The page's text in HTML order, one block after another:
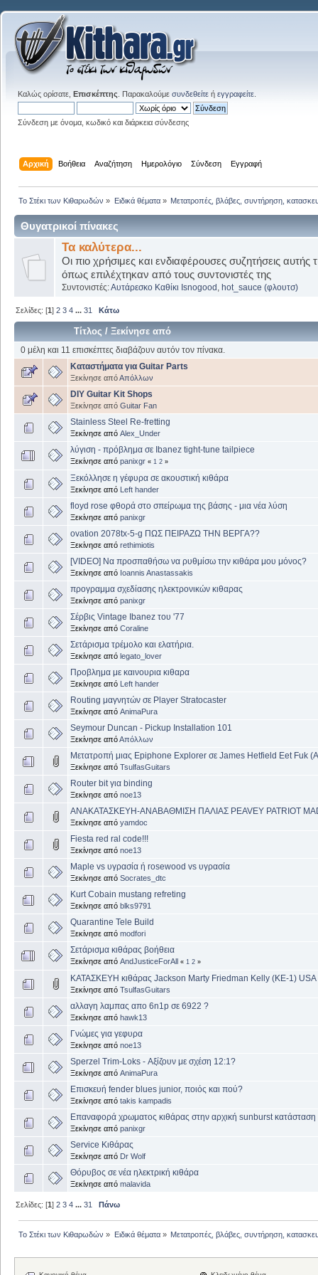
Καλώς ορίσατε, Επισκέπτης . Παρακαλούμε συνδεθείτε ή εγγραφείτε
Σύνδεση με όνομα, κωδικό και διάρκεια σύνδεσης
Αρχική Βοήθεια Αναζήτηση Ημερολόγιο Σύνδεση Εγγραφή
Το Στέκι των Κιθαρωδών » Ειδικά θέματα» Μετατροπές, βλάβες, συντήρηση,
Θυγατρικοί πίνακες
Τα καλύτερα...
Οι πιο χρήσιμες και ενδιαφέρουσες συζητήσεις αυτής
όπως επιλέχτηκαν από τους συντονιστές της
Συντονιστές:Αυτάρεσκο Καθίκι Isnogood hot_sauce (φλουτσ)
Σελίδες: [1]2 3 4 ...31 Κάτω
Τίτλος /Ξεκίνησε από
0 μέλη και 11 επισκέπτες διαβάζουν αυτόν τον πίνακα.
Καταστήματα για Guitar Parts
Ξεκίνησε απόΑπόλλων
DIY Guitar Kit Shops
Ξεκίνησε από Guitar Fan
Stainless Steel Re-fretting
Ξεκίνησε από Alex_Under
λύγιση - πρόβλημα σε Ibanez tight-tune tailpiece
Ξεκίνησε από panixgr « 1 2 »
Ξεκόλλησε η γέφυρα σε ακουστική κιθάρα
Ξεκίνησε από Left hander
floyd rose φθορά στο σπείρωμα της βάσης - μια νέα λύση
Ξεκίνησε από panixgr
ovation 2078tx-5-g ΠΩΣ ΠΕΙΡΑΖΩ ΤΗΝ ΒΕΡΓΑ??
Ξεκίνησε από rethimiotis
[VIDEO] Να προσπαθήσω να ρυθμίσω την κιθάρα μου μόνος?
Ξεκίνησε από Ioannis Anastassakis
προγραμμα σχεδίασης ηλεκτρονικών κιθαρας
Ξεκίνησε από panixgr
Σέρβις Vintage Ibanez του '77
Ξεκίνησε από Coraline
Σετάρισμα τρέμολο και ελατήρια.
Ξεκίνησε από legato_lover
Προβλημα με καινουρια κιθαρα
Ξεκίνησε από Left hander
Routing μαγνητών σε Player Stratocaster
Ξεκίνησε από AnimaPura
Seymour Duncan - Pickup Installation 101
Ξεκίνησε απόΑπόλλων
Μετατροπή μιας Epiphone Explorer σε James Hetfield Eet Fuk
Ξεκίνησε από TsulfasGuitars
Router bit για binding
Ξεκίνησε από noe13
ΑΝΑΚΑΤΑΣΚΕΥΗ-ΑΝΑΒΑΘΜΙΣΗ ΠΑΛΙΑΣ PEAVEY PATRIOT
Ξεκίνησε από yamdoc
Fiesta red ral code!!!
Ξεκίνησε από noe13
Maple vs υγρασία ή rosewood vs υγρασία
Ξεκίνησε από Socrates_dtc
Kurt Cobain mustang refreting
Ξεκίνησε από blks9791
Quarantine Tele Build
Ξεκίνησε από modfori
Σετάρισμα κιθάρας βοήθεια
Ξεκίνησε από AndJusticeForAll « 1 2 »
ΚΑΤΑΣΚΕΥΗ κιθάρας Jackson Marty Friedman Kelly (KE-1) USA
Ξεκίνησε από TsulfasGuitars
αλλαγη λαμπας απο 6n1p σε 6922 ?
Ξεκίνησε από hawk13
Γνώμες για γεφυρα
Ξεκίνησε από noe13
Sperzel Trim-Loks - Αξίζουν με σχέση 12:1?
Ξεκίνησε από AnimaPura
Επισκευή fender blues junior, ποιός και πού?
Ξεκίνησε από takis kampadis
Επαναφορά χρωματος κιθάρας στην αρχική sunburst κατάσταση
Ξεκίνησε από panixgr
Service Κιθάρας
Ξεκίνησε από Dr Wolf
Θόρυβος σε νέα ηλεκτρική κιθάρα
Ξεκίνησε από malavida
Σελίδες: [1]2 3 4 ...31 Πάνω
Το Στέκι των Κιθαρωδών » Ειδικά θέματα» Μετατροπές, βλάβες, συντήρηση,